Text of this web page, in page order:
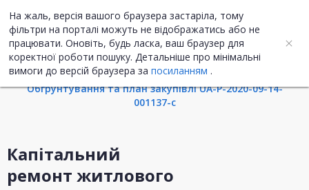
На жаль, версія вашого браузера застаріла, тому
фільтри на порталі можуть не відображатись або не
працювати. Оновіть, будь ласка, ваш браузер для
коректної роботи пошуку. Детальніше про мінімальні
вимоги до версій браузера за посиланням .
UA ENG
Інформація про закупівлю
Обгрунтування та план закупівлі UA-P-2020-09-14-
001137-c
Капітальний
ремонт житлового